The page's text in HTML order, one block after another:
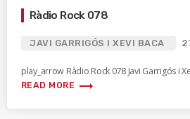
Ràdio Rock 078
JAVI GARRIGÓS I XEVI BACA
play_arrow Ràdio Rock 078 Javi Garrigós i
READ MORE trending_flat